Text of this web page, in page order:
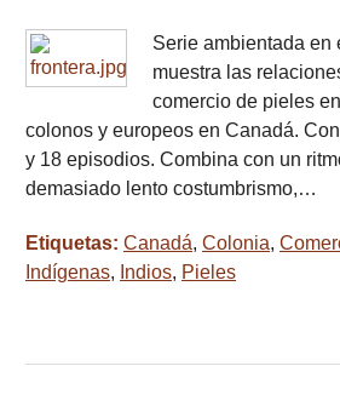
Serie ambientada en
muestra las
comercio de pieles
colonos y europeos en Canadá.
y 18 episodios. Combina con un
demasiado lento costumbrismo,…
Etiquetas: Canadá, Colonia,
Indígenas, Indios, Pieles